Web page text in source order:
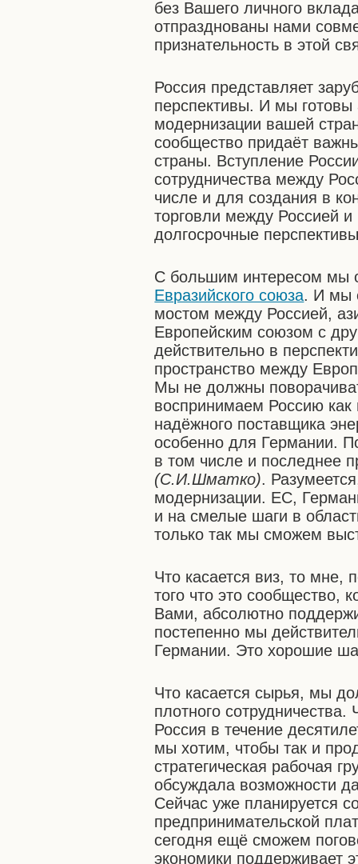
без Вашего личного
отпразднованы нами
признательность в этой
Россия представляет
перспективы. И мы готовы
модернизации вашей
сообщество придаёт
страны. Вступление
сотрудничества между
числе и для создания в
торговли между Россией
долгосрочные
С большим интересом мы
Евразийского союза. И мы
мостом между Россией,
Европейским союзом с
действительно в
пространство между
Мы не должны
воспринимаем Россию
надёжного поставщика
особенно для Германии.
в том числе и последнее
(С.И.Шматко).
модернизации. ЕС,
и на смелые шаги в
только так мы сможем
Что касается виз, то мне,
того что это сообщество,
Вами, абсолютно
постепенно мы
Германии. Это хорошие
Что касается сырья, мы
плотного сотрудничества.
Россия в течение
мы хотим, чтобы так и
стратегическая рабочая
обсуждала возможности
Сейчас уже планируется
предпринимательской
сегодня ещё сможем
экономики поддерживает